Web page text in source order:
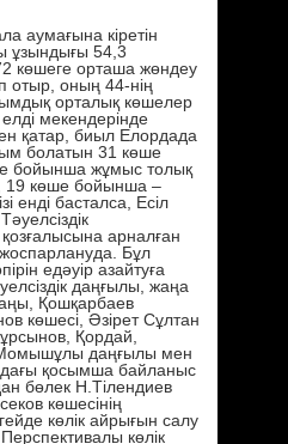
кіретін
ұзындығы 54,3
көшеге орташа жөндеу
отыр, оның 44-нің
орталық көшелер
мекендерінде
қатар, биыл Елордада
болатын 31 көше
бойынша жұмыс толық
19 көше бойынша –
енді басталса, Есіл
арналған
Бұл
едәуір азайтуға
даңғылы, жаңа
Қошқарбаев
көшесі, Әзірет Сұлтан
Қордай,
даңғылы мен
қосымша байланыс
бөлек Н.Тілендиев
көшесінің
көлік айрығын салу
көлік